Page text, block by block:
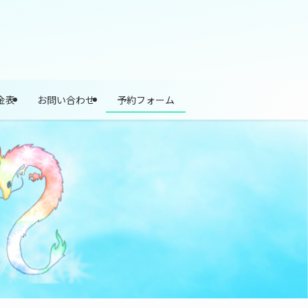
表 お問い合わせ 予約フォーム